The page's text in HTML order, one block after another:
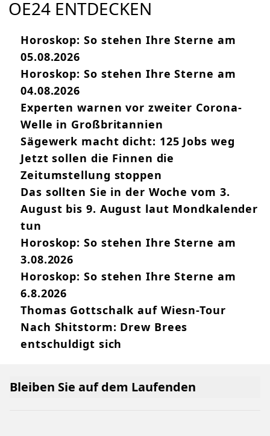
OE24 ENTDECKEN
Horoskop: So stehen Ihre Sterne am
05.08.2026
Horoskop: So stehen Ihre Sterne am
04.08.2026
Experten warnen vor zweiter Corona-
Welle in Großbritannien
Sägewerk macht dicht: 125 Jobs weg
Jetzt sollen die Finnen die
Zeitumstellung stoppen
Das sollten Sie in der Woche vom 3.
August bis 9. August laut Mondkalender
tun
Horoskop: So stehen Ihre Sterne am
3.08.2026
Horoskop: So stehen Ihre Sterne am
6.8.2026
Thomas Gottschalk auf Wiesn-Tour
Nach Shitstorm: Drew Brees
entschuldigt sich
Bleiben Sie auf dem Laufenden